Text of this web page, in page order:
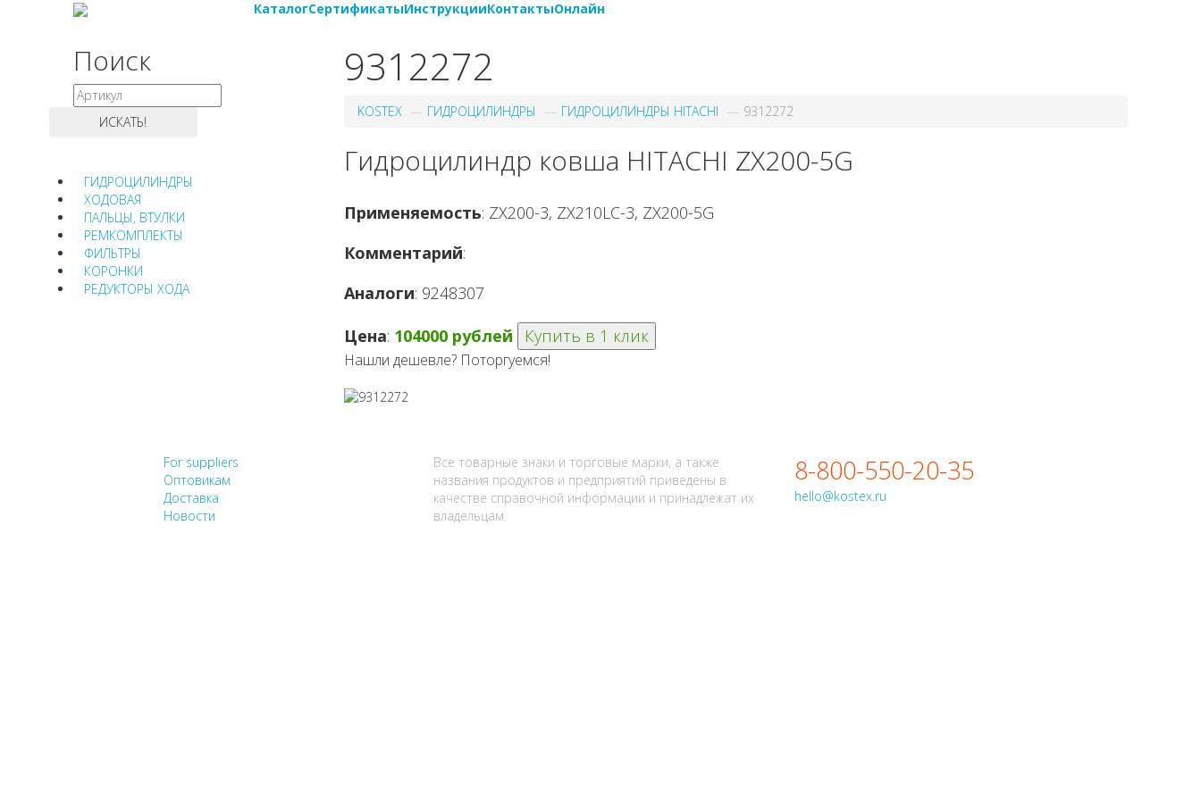
КаталогСертификатыИнструкцииКонтактыОнлайн
Поиск
ГИДРОЦИЛИНДРЫ
ХОДОВАЯ
ПАЛЬЦЫ, ВТУЛКИ
РЕМКОМПЛЕКТЫ
ФИЛЬТРЫ
КОРОНКИ
РЕДУКТОРЫ ХОДА
9312272
KOSTEX ГИДРОЦИЛИНДРЫ ГИДРОЦИЛИНДРЫ HITACHI 9312272
Гидроцилиндр ковша HITACHI ZX200-5G
Применяемость: ZX200-3, ZX210LC-3, ZX200-5G
Комментарий:
Аналоги: 9248307
Цена: 104000 рублей Купить в 1 клик
Нашли дешевле? Поторгуемся!
For suppliers
Оптовикам
Доставка
Новости
Все товарные знаки и торговые марки, а также
названия продуктов и предприятий приведены в
качестве справочной информации и принадлежат их
владельцам.
8-800-550-20-35
hello@kostex.ru